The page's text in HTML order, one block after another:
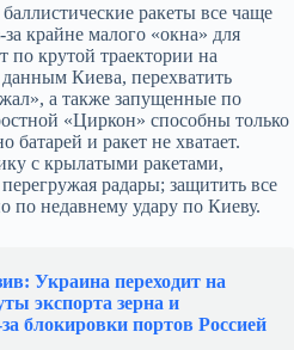
ракеты все чаще
крайне малого «окна» для
по крутой траектории на
Киева, перехватить
а также запущенные по
«Циркон» способны только
батарей и ракет не хватает.
с крылатыми ракетами,
радары; защитить все
по недавнему удару по Киеву.
Украина переходит на
экспорта зерна и
блокировки портов Россией